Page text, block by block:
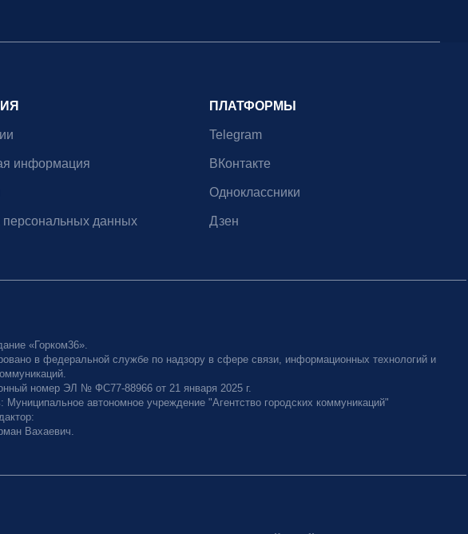
информация
персональных данных
ПЛАТФОРМЫ
Telegram
ВКонтакте
Одноклассники
Дзен
«Горком36».
в федеральной службе по надзору в сфере связи, информационных технологий и
номер ЭЛ № ФС77-88966 от 21 января 2025 г.
Муниципальное автономное учреждение "Агентство городских коммуникаций"
Вахаевич.